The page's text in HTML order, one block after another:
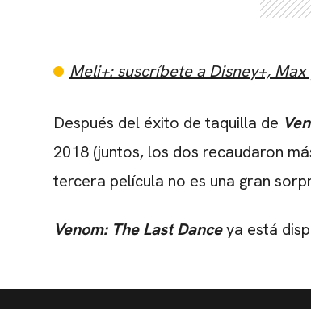
Meli+: suscríbete a Disney+,
Después del éxito de taquilla de
2018 (juntos, los dos recaudaron
tercera película no es una gran
Venom: The Last Danceya está